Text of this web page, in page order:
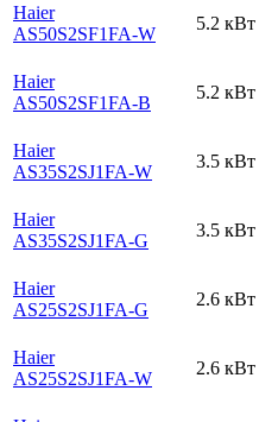
Haier
AS50S2SF1FA-W
5.2 кВт
Haier
AS50S2SF1FA-B
5.2 кВт
Haier
AS35S2SJ1FA-W
3.5 кВт
Haier
AS35S2SJ1FA-G
3.5 кВт
Haier
AS25S2SJ1FA-G
2.6 кВт
Haier
AS25S2SJ1FA-W
2.6 кВт